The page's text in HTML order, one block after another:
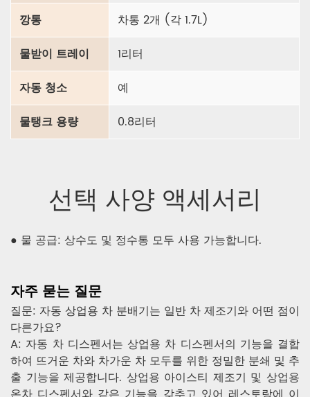
깡통
차통 2개 (각 1.7L)
물받이 트레이
1리터
자동 청소
예
물탱크 용량
0.8리터
선택 사양 액세서리
● 물 공급: 상수도 및 정수통 모두 사용 가능합니다.
자주 묻는 질문
질문: 자동 상업용 차 분배기는 일반 차 제조기와 어떤 점이
다른가요?
A: 자동 차 디스펜서는 상업용 차 디스펜서의 기능을 결합
하여 뜨거운 차와 차가운 차 모두를 위한 정밀한 분쇄 및 추
출 기능을 제공합니다. 상업용 아이스티 제조기 및 상업용